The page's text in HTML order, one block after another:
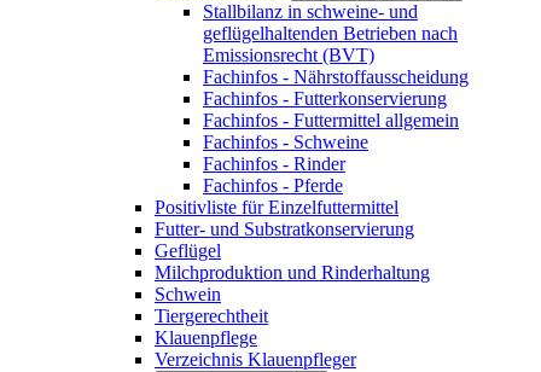
Stallbilanz in schweine- und
geflügelhaltenden Betrieben nach
Emissionsrecht (BVT)
Fachinfos - Nährstoffausscheidung
Fachinfos - Futterkonservierung
Fachinfos - Futtermittel allgemein
Fachinfos - Schweine
Fachinfos - Rinder
Fachinfos - Pferde
Positivliste für Einzelfuttermittel
Futter- und Substratkonservierung
Geflügel
Milchproduktion und Rinderhaltung
Schwein
Tiergerechtheit
Klauenpflege
Verzeichnis Klauenpfleger